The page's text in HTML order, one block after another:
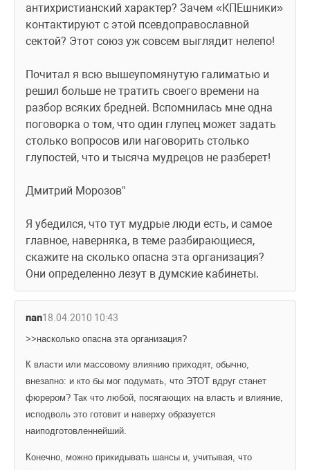
антихристианский характер? Зачем «КПЕшники»
контактируют с этой псевдоправославной
сектой? Этот союз уж совсем выглядит нелепо!
Почитал я всю вышеупомянутую галиматью и
решил больше не тратить своего времени на
разбор всяких бредней. Вспомнилась мне одна
поговорка о том, что один глупец может задать
столько вопросов или наговорить столько
глупостей, что и тысяча мудрецов не разберет!
Дмитрий Морозов"
Я убедился, что тут мудрые люди есть, и самое
главное, наверняка, в теме разбирающиеся,
скажите на сколько опасна эта организация?
Они определенно лезут в думские кабинеты.
nan18.04.2010 10:43
>>насколько опасна эта организация?
К власти или массовому влиянию приходят, обычно,
внезапно: и кто бы мог подумать, что ЭТОТ вдруг станет
фюрером? Так что любой, посягающих на власть и влияние,
исподволь это готовит и наверху образуется
наиподготовленнейший.
Конечно, можно прикидывать шансы и, учитывая, что